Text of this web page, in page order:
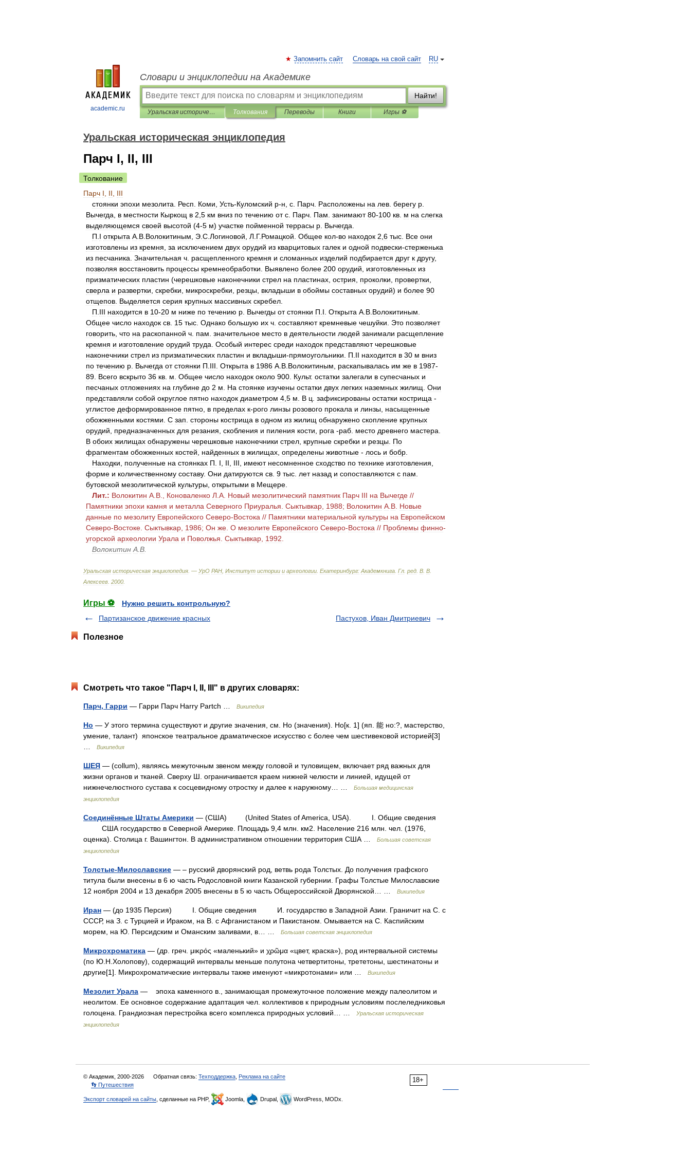
academic.ru
RU
Запомнить сайт Словарь на свой сайт
Словари и энциклопедии на Академике
Найти!
Уральская историческая энциклопедия Толкования Переводы Книги Игры ⚽
Уральская историческая энциклопедия
Парч I, II, III
Толкование
Парч I II
III
стоянки эпохи мезолита Респ Коми Усть-Куломский р-н с Парч Расположены на лев берегу р
Вычегда
в местности Кыркощ в 2 5 км вниз по течению от с Парч Пам занимают 80-100 кв м на слегка
выделяющемся своей высотой (4-5 м) участке пойменной террасы р Вычегда
П I открыта А В Волокитиным Э С Логиновой Л Г.Ромацкой Общее кол-во находок 2 6 тыс Все они
изготовлены из кремня за исключением двух орудий из кварцитовых галек и одной подвески-стерженька
из песчаника Значительная ч расщепленного кремня и сломанных изделий подбирается друг к другу,
позволяя восстановить процессы кремнеобработки Выявлено более 200 орудий изготовленных из
призматических пластин (черешковые наконечники стрел на пластинах острия проколки провертки
сверла и развертки скребки микроскребки резцы вкладыши в обоймы составных орудий) и более 90
отщепов Выделяется серия крупных массивных скребел
П III находится в 10-20 м ниже по течению р Вычегды от стоянки П I Открыта А В Волокитиным
Общее число находок св 15 тыс Однако большую их ч составляют кремневые чешуйки Это позволяет
говорить что на раскопанной ч пам значительное место в деятельности людей занимали расщепление
кремня и изготовление орудий труда Особый интерес среди находок представляют черешковые
наконечники стрел из призматических пластин и вкладыши-прямоугольники П II находится в 30 м вниз
по течению р Вычегда от стоянки П III Открыта в 1986 А В Волокитиным раскапывалась им же в 1987-
89 Всего вскрыто 36 кв м Общее число находок около 900 Культ. остатки залегали в супесчаных и
песчаных отложениях на глубине до 2 м На стоянке изучены остатки двух легких наземных жилищ Они
представляли собой округлое пятно находок диаметром 4 5 м В ц зафиксированы остатки кострища -
углистое деформированное пятно в пределах к-рого линзы розового прокала и линзы насыщенные
обожженными костями С зап стороны кострища в одном из жилищ обнаружено скопление крупных
орудий
предназначенных для резания скобления и пиления кости рога -раб место древнего мастера
В обоих жилищах обнаружены черешковые наконечники стрел крупные скребки и резцы По
фрагментам обожженных костей найденных в жилищах определены животные - лось и бобр
Находки
полученные на стоянках П I II III имеют несомненное сходство по технике изготовления
форме и количественному составу. Они датируются св 9 тыс лет назад и сопоставляются с пам
бутовской мезолитической культуры открытыми в Мещере
Лит.: Волокитин А В Коноваленко Л А Новый мезолитический памятник Парч III на Вычегде //
Памятники эпохи камня и металла Северного Приуралья Сыктывкар 1988; Волокитин А В Новые
данные по мезолиту Европейского Северо-Востока // Памятники материальной культуры на Европейском
Северо-Востоке Сыктывкар 1986; Он же О мезолите Европейского Северо-Востока // Проблемы финно-
угорской археологии Урала и Поволжья Сыктывкар 1992
Волокитин А В
Уральская историческая энциклопедия . — УрО РАН Институт истории и археологии Екатеринбург: Академкнига Гл ред В В
Алексеев 2000
Игры ⚽
Нужно решить контрольную?
Партизанское движение красных
Пастухов, Иван Дмитриевич
Полезное
Смотреть что такое "Парч I, II, III" в других словарях:
Парч, Гарри — Гарри Парч Harry Partch … Википедия
Но — У этого термина существуют и другие значения, см. Но (значения). Но[к. 1] (яп. 能 но:?, мастерство,
умение, талант) японское театральное драматическое искусство с более чем шестивековой историей[3]
Википедия
ШЕЯ — (collum), являясь межуточным звеном между головой и туловищем, включает ряд важных для
жизни органов и тканей. Сверху Ш. ограничивается краем нижней челюсти и линией, идущей от
нижнечелюстного сустава к сосцевидному отростку и далее к наружному… …
Большая медицинская
энциклопедия
Соединённые Штаты Америки — (США) (United States of America, USA). I. Общие сведения
США государство в Северной Америке. Площадь 9,4 млн. км2. Население 216 млн. чел. (1976,
оценка). Столица г. Вашингтон. В административном отношении территория США …
Большая советская
энциклопедия
Толстые-Милославские — – русский дворянский род, ветвь рода Толстых. До получения графского
титула были внесены в 6 ю часть Родословной книги Казанской губернии. Графы Толстые Милославские
12 ноября 2004 и 13 декабря 2005 внесены в 5 ю часть Общероссийской Дворянской… …
Википедия
Иран — (до 1935 Персия) I. Общие сведения И. государство в Западной Азии. Граничит на С. с
СССР, на З. с Турцией и Ираком, на В. с Афганистаном и Пакистаном. Омывается на С. Каспийским
морем, на Ю. Персидским и Оманским заливами, в… …
Большая советская энциклопедия
Микрохроматика — (др. греч. μικρός «маленький» и χρῶμα «цвет, краска»), род интервальной системы
(по Ю.Н.Холопову), содержащий интервалы меньше полутона четвертитоны, трететоны, шестинатоны и
другие[1]. Микрохроматические интервалы также именуют «микротонами» или …
Википедия
Мезолит Урала — эпоха каменного в., занимающая промежуточное положение между палеолитом и
неолитом. Ее основное содержание адаптация чел. коллективов к природным условиям послеледниковья
голоцена. Грандиозная перестройка всего комплекса природных условий… …
Уральская историческая
энциклопедия
18+
© Академик, 2000-2026 Обратная связь: Техподдержка Реклама на сайте
👣 Путешествия
Экспорт словарей на сайты , сделанные на PHP, Joomla, Drupal, WordPress, MODx.